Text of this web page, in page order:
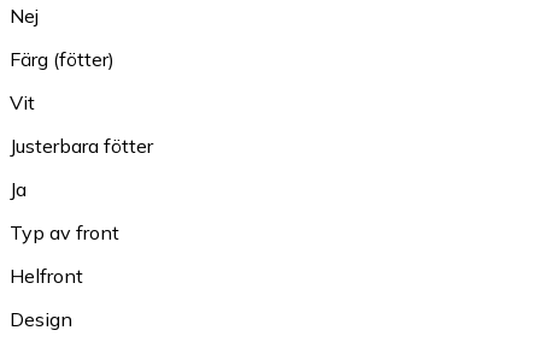
Nej
Färg (fötter)
Vit
Justerbara fötter
Ja
Typ av front
Helfront
Design